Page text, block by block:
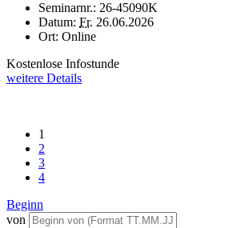
Seminarnr.: 26-45090K
Datum: Fr. 26.06.2026
Ort: Online
Kostenlose Infostunde
weitere Details
1
2
3
4
Beginn
von